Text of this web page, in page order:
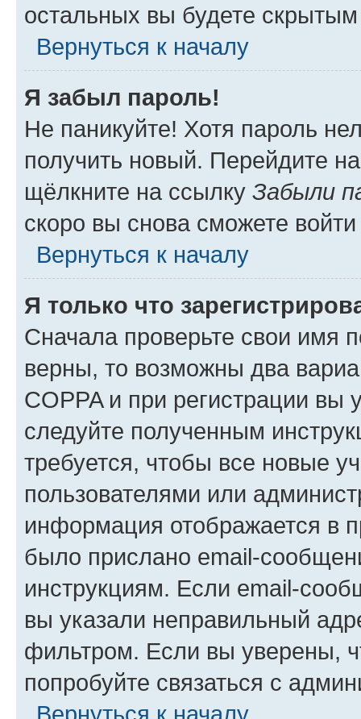
остальных вы будете
Вернуться к началу
Я забыл пароль!
Не паникуйте! Хотя пароль
получить новый. Перейдите
щёлкните на ссылку Забыли
скоро вы снова сможете
Вернуться к началу
Я только что
Сначала проверьте свои имя
верны, то возможны два
COPPA и при регистрации вы
следуйте полученным
требуется, чтобы все новые
пользователями или
информация отображается в
было прислано email-
инструкциям. Если email-
вы указали неправильный
фильтром. Если вы уверены,
попробуйте связаться с
Вернуться к началу